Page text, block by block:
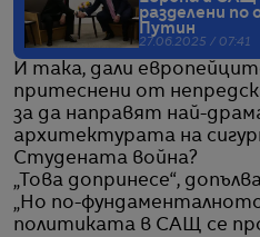
разделени
Путин
27.06.2025 / 07:41
И така, дали
притеснени от
за да направят най-
архитектурата на
Студената война?
„Това допринесе“,
„Но по-
политиката в САЩ се